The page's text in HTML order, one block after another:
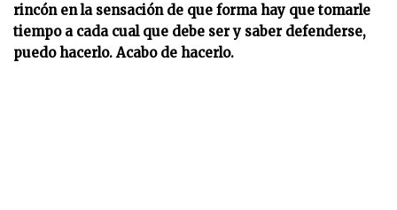
rincón en la sensación de que forma hay que tomarle
tiempo a cada cual que debe ser y saber defenderse,
puedo hacerlo. Acabo de hacerlo.